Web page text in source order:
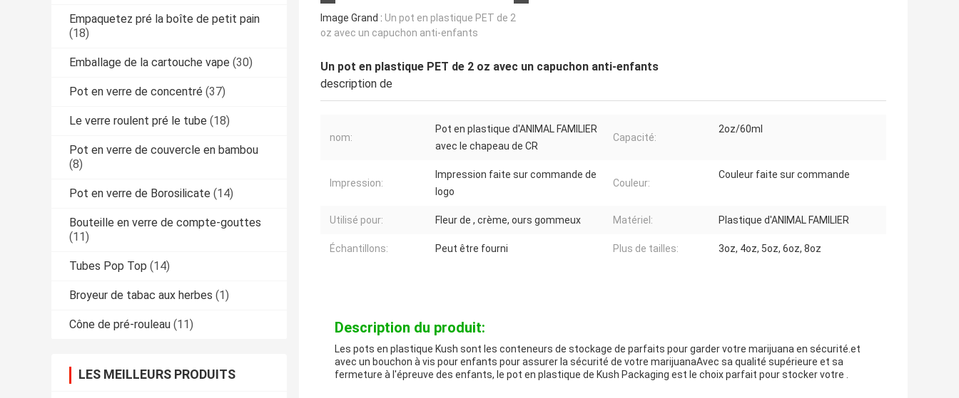
Empaquetez pré la boîte de petit pain
(18)
Emballage de la cartouche vape (30)
Pot en verre de concentré (37)
Le verre roulent pré le tube (18)
Pot en verre de couvercle en bambou
(8)
Pot en verre de Borosilicate (14)
Bouteille en verre de compte-gouttes
(11)
Tubes Pop Top (14)
Broyeur de tabac aux herbes (1)
Cône de pré-rouleau (11)
LES MEILLEURS PRODUITS
Image Grand : Un pot en plastique PET de 2
oz avec un capuchon anti-enfants
Un pot en plastique PET de 2 oz avec un capuchon anti-enfants
description de
nom:
Pot en plastique d'ANIMAL FAMILIER
avec le chapeau de CR
Capacité:
2oz/60ml
Impression:
Impression faite sur commande de
logo
Couleur:
Couleur faite sur commande
Utilisé pour: Fleur de , crème, ours gommeux Matériel: Plastique d'ANIMAL FAMILIER
Échantillons: Peut être fourni Plus de tailles: 3oz, 4oz, 5oz, 6oz, 8oz
Description du produit:
Les pots en plastique Kush sont les conteneurs de stockage de parfaits pour garder votre marijuana en sécurité.et
avec un bouchon à vis pour enfants pour assurer la sécurité de votre marijuanaAvec sa qualité supérieure et sa
fermeture à l'épreuve des enfants, le pot en plastique de Kush Packaging est le choix parfait pour stocker votre .